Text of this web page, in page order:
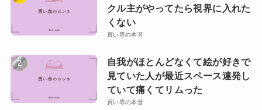
クル主がやってたら視界に入れた
くない
買い専の本音
自我がほとんどなくて絵が好きで
見ていた人が最近スペース連発し
ていて痛くてリムった
買い専の本音